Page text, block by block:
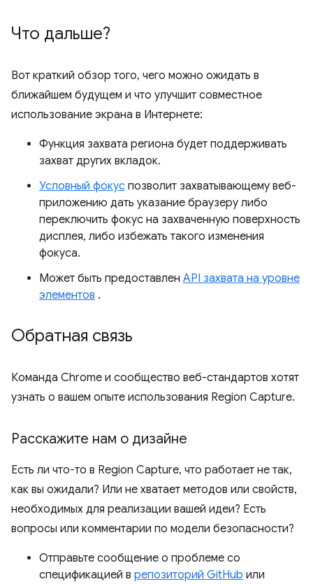
Что дальше?
Вот краткий обзор того, чего можно ожидать в
ближайшем будущем и что улучшит совместное
использование экрана в Интернете:
Функция захвата региона будет поддерживать
захват других вкладок.
Условный фокус позволит захватывающему веб-
приложению дать указание браузеру либо
переключить фокус на захваченную поверхность
дисплея, либо избежать такого изменения
фокуса.
Может быть предоставлен API захвата на уровне
элементов .
Обратная связь
Команда Chrome и сообщество веб-стандартов хотят
узнать о вашем опыте использования Region Capture.
Расскажите нам о дизайне
Есть ли что-то в Region Capture, что работает не так,
как вы ожидали? Или не хватает методов или свойств,
необходимых для реализации вашей идеи? Есть
вопросы или комментарии по модели безопасности?
Отправьте сообщение о проблеме со
спецификацией в репозиторий GitHub или